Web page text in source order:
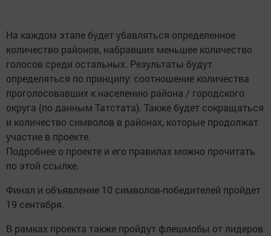
На каждом этапе будет убавляться определенное
количество районов, набравших меньшее количество
голосов среди остальных. Результаты будут
определяться по принципу: соотношение количества
проголосовавших к населению района / городского
округа (по данным Татстата). Также будет сокращаться
и количество символов в районах, которые продолжат
участие в проекте.
Подробнее о проекте и его правилах можно прочитать
по этой ссылке.
Финал и объявление 10 символов-победителей пройдет
19 сентября.
В рамках проекта также пройдут флешмобы от лидеров